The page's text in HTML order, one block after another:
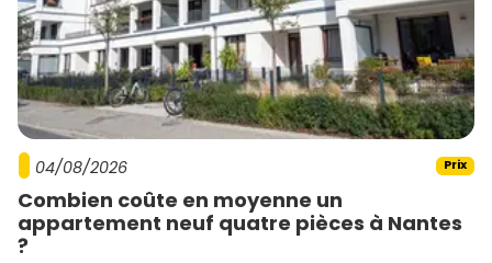
Calibre ton budgeten intégrant le prix au m², les
frais de notaire réduits, le coût du parking et
l'aménagement. Pense aux aides possibles (ex.PTZ
selon conditions, TVA réduite en zones éligibles,BRS
le cas échéant).
Priorise l'emplacement
transports,
en dépendent.
Vérifie la configuration: exposition, étage, espace
04/08/2026 Prix
Combien coûte en moyenne un
appartement neuf quatre pièces à Nantes
?